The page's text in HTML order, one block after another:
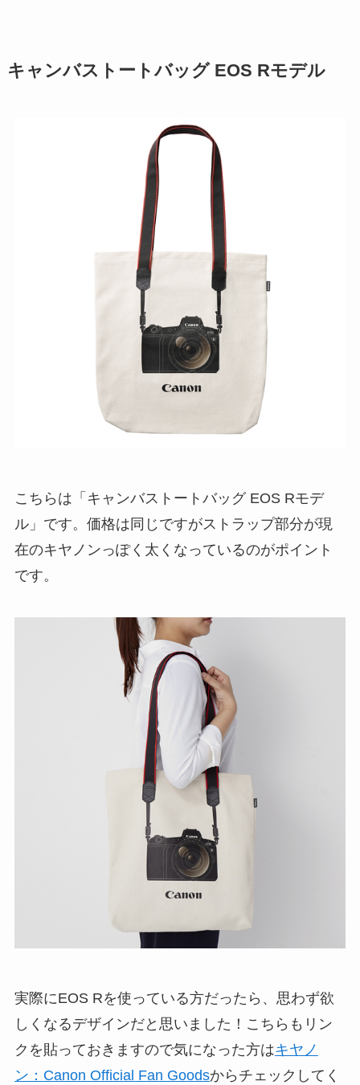
キャンバストートバッグ EOS Rモデル
こちらは「キャンバストートバッグ EOS Rモデ
ル」です。価格は同じですがストラップ部分が現
在のキヤノンっぽく太くなっているのがポイント
です。
実際にEOS Rを使っている方だったら、思わず欲
しくなるデザインだと思いました！こちらもリン
クを貼っておきますので気になった方はキヤノ
ン：Canon Official Fan Goodsからチェックしてく